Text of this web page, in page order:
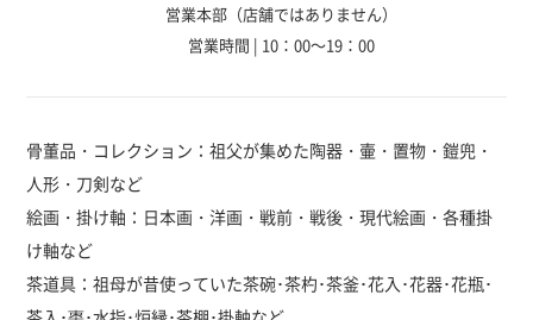
営業本部（店舗ではありません）
営業時間 | 10：00～19：00
骨董品・コレクション：祖父が集めた陶器・壷・置物・鎧兜・
人形・刀剣など
絵画・掛け軸：日本画・洋画・戦前・戦後・現代絵画・各種掛
け軸など
茶道具：祖母が昔使っていた茶碗･茶杓･茶釜･花入･花器･花瓶･